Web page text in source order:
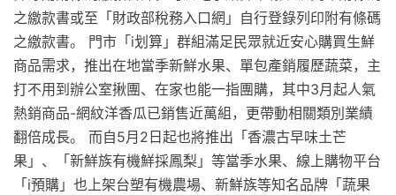
之繳款書或至「財政部稅務入口網」自行登錄列印附有條碼
之繳款書。 門市「i划算」群組滿足民眾就近安心購買生鮮
商品需求，推出在地當季新鮮水果、單包產銷履歷蔬菜，主
打不用到辦公室揪團、在家也能一指團購，其中3月起人氣
熱銷商品-網紋洋香瓜已銷售近萬組，更帶動相關類別業績
翻倍成長。 而自5月2日起也將推出「香濃古早味土芒
果」、「新鮮族有機鮮採鳳梨」等當季水果、線上購物平台
「i預購」也上架台塑有機農場、新鮮族等知名品牌「蔬果